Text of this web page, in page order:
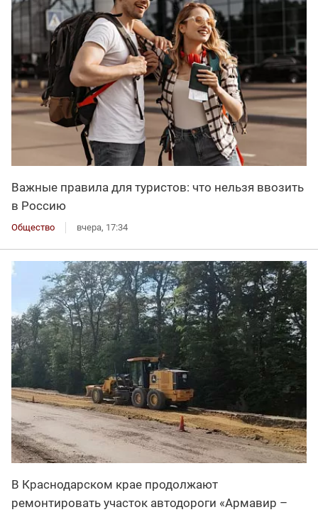
Важные правила для туристов: что нельзя ввозить
в Россию
Общество вчера, 17:34
В Краснодарском крае продолжают
ремонтировать участок автодороги «Армавир –